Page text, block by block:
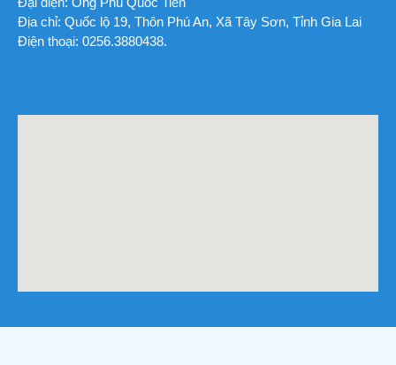
Địa chỉ: Quốc lộ 19, Thôn Phú An, Xã Tây Sơn, Tỉnh Gia Lai
Điện thoại: 0256.3880438.